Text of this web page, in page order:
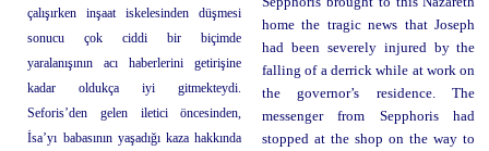
çalışırken inşaat iskelesinden düşmesi
sonucu çok ciddi bir biçimde
yaralanışının acı haberlerini getirişine
kadar oldukça iyi gitmekteydi.
Seforis’den gelen iletici öncesinden,
İsa’yı babasının yaşadığı kaza hakkında
home the tragic news that Joseph
had been severely injured by the
falling of a derrick while at work on
the governor’s residence. The
messenger from Sepphoris had
stopped at the shop on the way to